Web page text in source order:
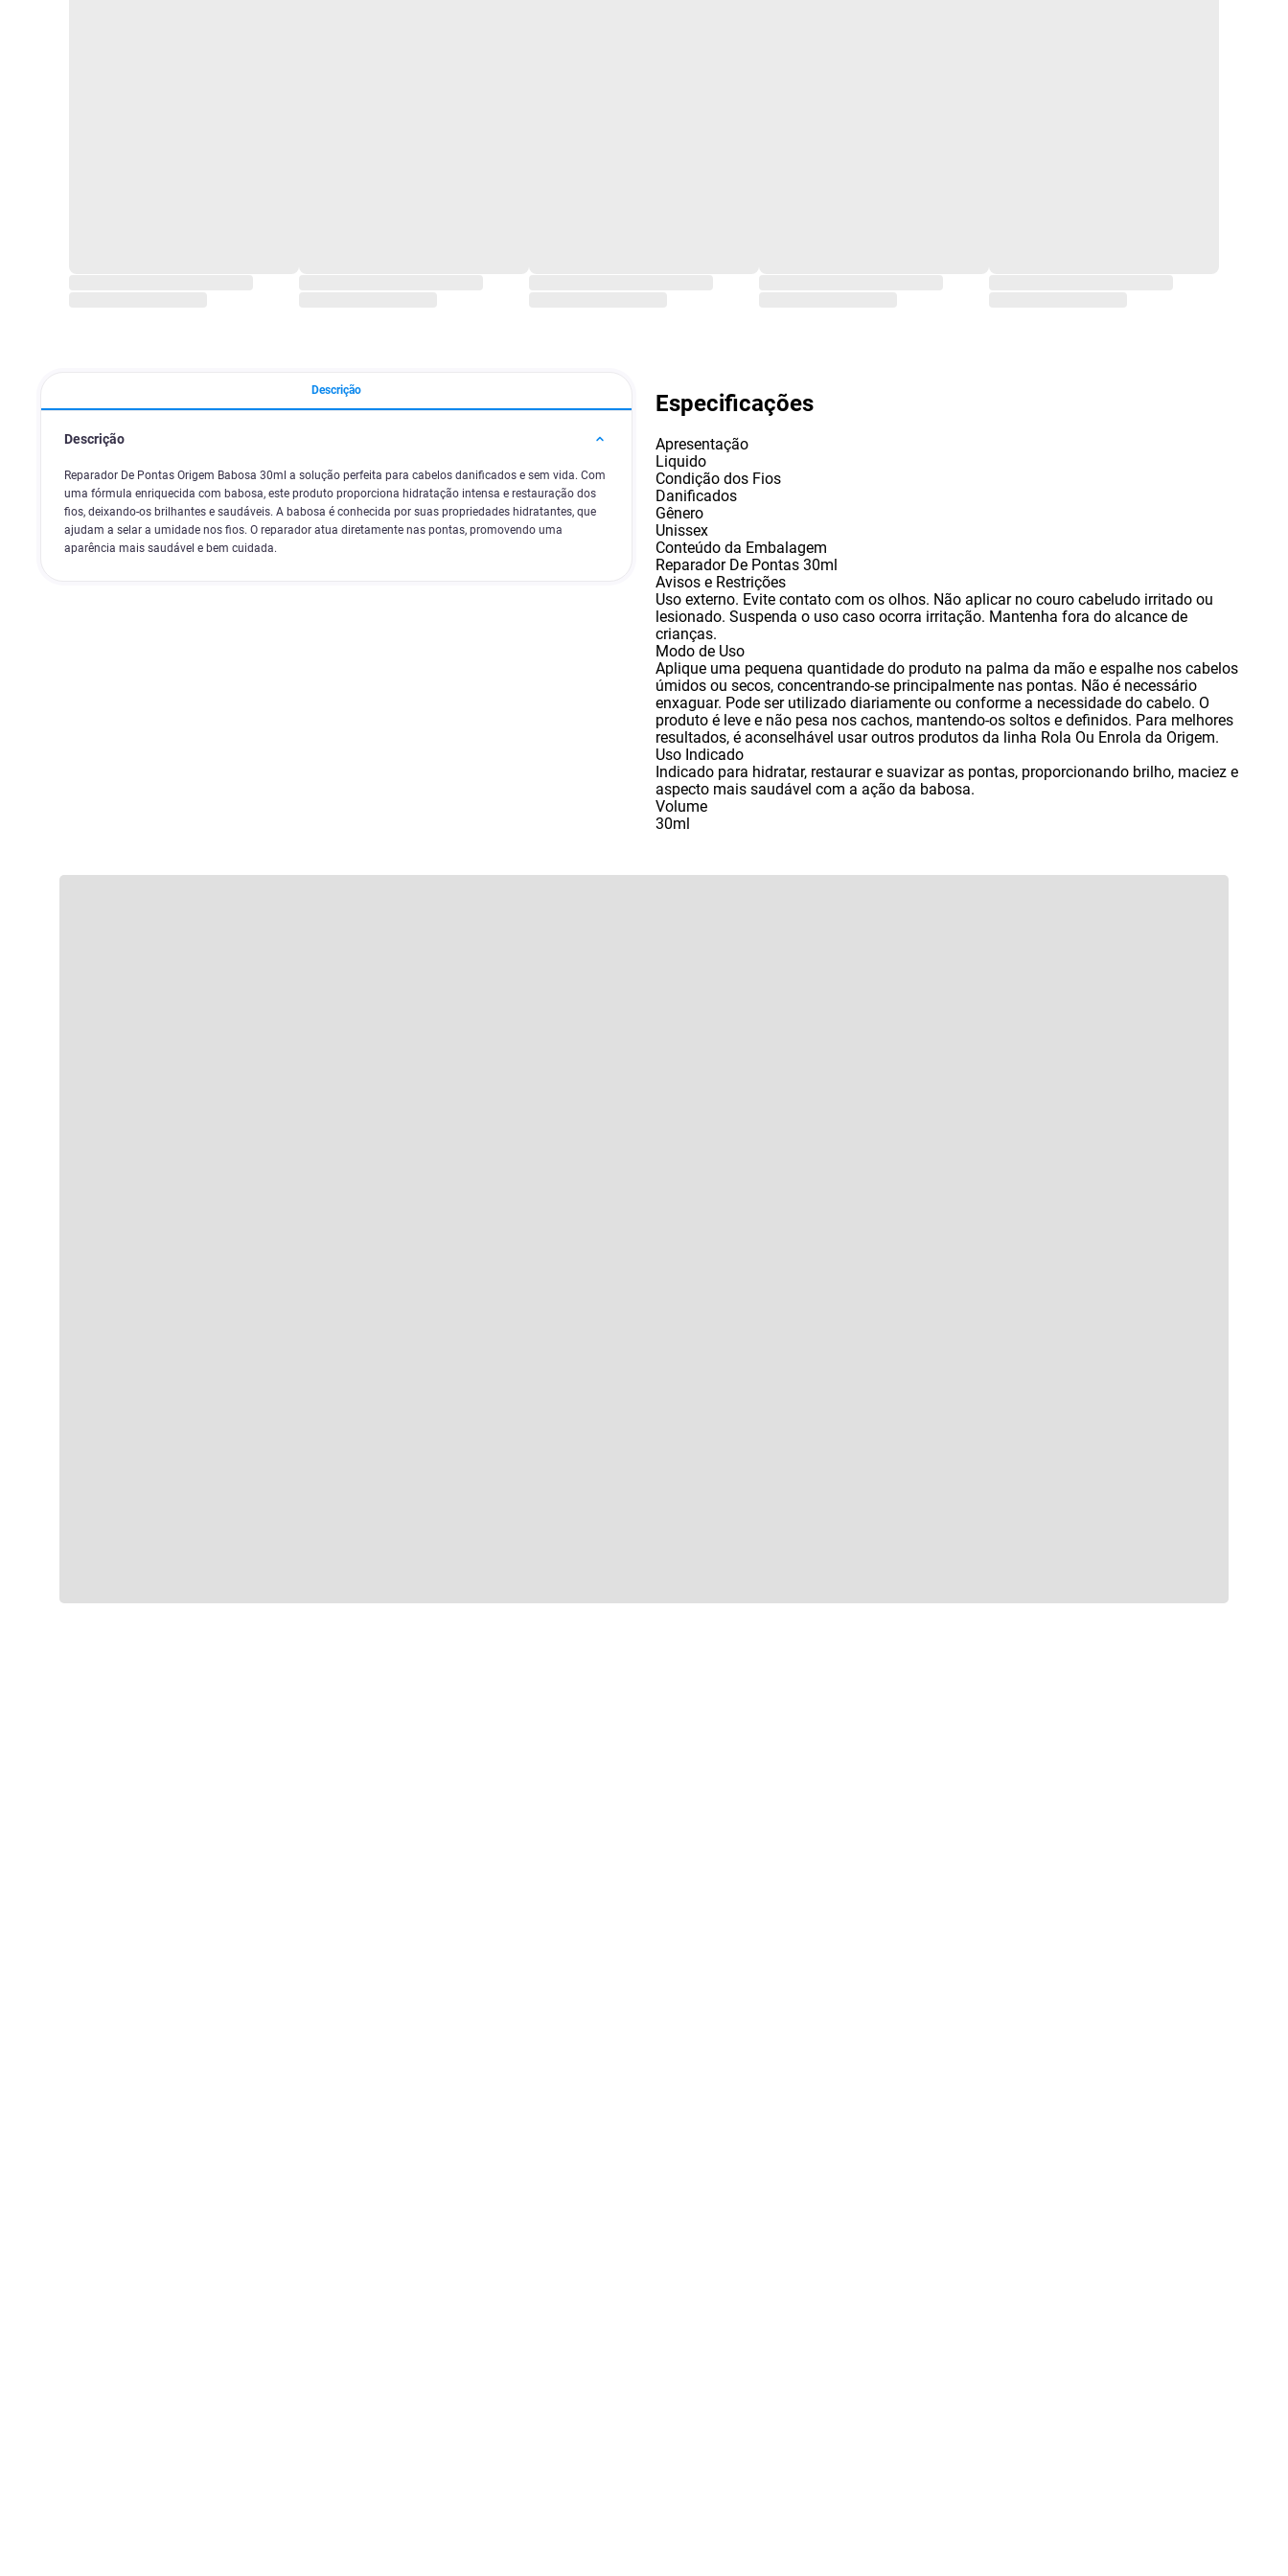
Descrição
Descrição
Reparador De Pontas Origem Babosa 30ml a solução perfeita para cabelos danificados e sem vida. Com
uma fórmula enriquecida com babosa, este produto proporciona hidratação intensa e restauração dos
fios, deixando-os brilhantes e saudáveis. A babosa é conhecida por suas propriedades hidratantes, que
ajudam a selar a umidade nos fios. O reparador atua diretamente nas pontas, promovendo uma
aparência mais saudável e bem cuidada.
Especificações
Apresentação
Liquido
Condição dos Fios
Danificados
Gênero
Unissex
Conteúdo da Embalagem
Reparador De Pontas 30ml
Avisos e Restrições
Uso externo. Evite contato com os olhos. Não aplicar no couro cabeludo irritado ou
lesionado. Suspenda o uso caso ocorra irritação. Mantenha fora do alcance de
crianças.
Modo de Uso
Aplique uma pequena quantidade do produto na palma da mão e espalhe nos cabelos
úmidos ou secos, concentrando-se principalmente nas pontas. Não é necessário
enxaguar. Pode ser utilizado diariamente ou conforme a necessidade do cabelo. O
produto é leve e não pesa nos cachos, mantendo-os soltos e definidos. Para melhores
resultados, é aconselhável usar outros produtos da linha Rola Ou Enrola da Origem.
Uso Indicado
Indicado para hidratar, restaurar e suavizar as pontas, proporcionando brilho, maciez e
aspecto mais saudável com a ação da babosa.
Volume
30ml